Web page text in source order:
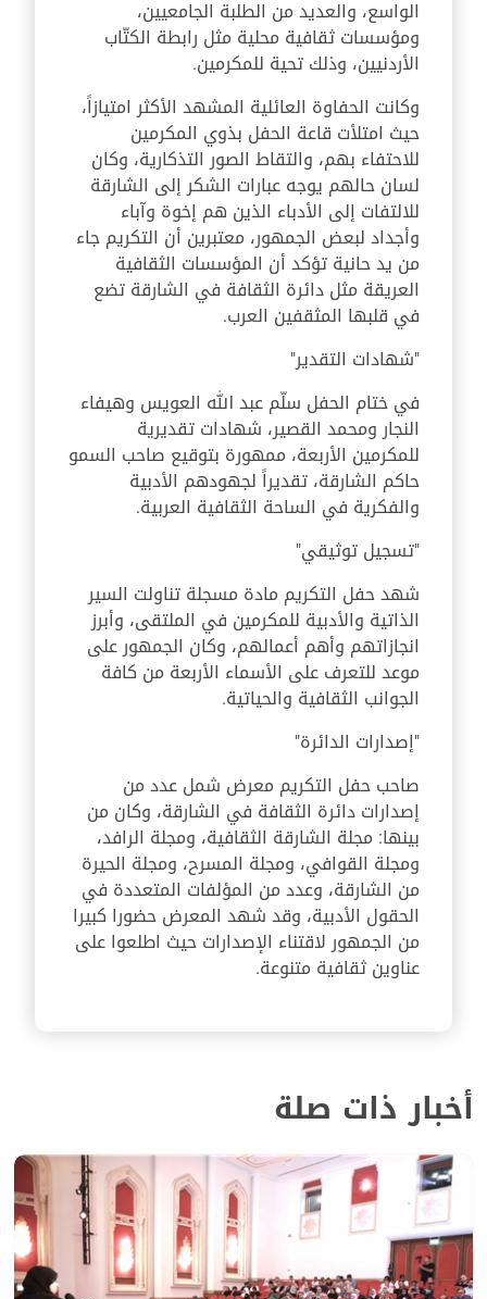
الواسع، والعديد من الطلبة الجامعيين،
ومؤسسات ثقافية محلية مثل رابطة الكتّاب
الأردنيين، وذلك تحية للمكرمين.
وكانت الحفاوة العائلية المشهد الأكثر امتيازاً،
حيث امتلأت قاعة الحفل بذوي المكرمين
للاحتفاء بهم، والتقاط الصور التذكارية، وكان
لسان حالهم يوجه عبارات الشكر إلى الشارقة
للالتفات إلى الأدباء الذين هم إخوة وآباء
وأجداد لبعض الجمهور، معتبرين أن التكريم جاء
من يد حانية تؤكد أن المؤسسات الثقافية
العريقة مثل دائرة الثقافة في الشارقة تضع
في قلبها المثقفين العرب.
"شهادات التقدير"
في ختام الحفل سلّم عبد الله العويس وهيفاء
النجار ومحمد القصير، شهادات تقديرية
للمكرمين الأربعة، ممهورة بتوقيع صاحب السمو
حاكم الشارقة، تقديراً لجهودهم الأدبية
والفكرية في الساحة الثقافية العربية.
"تسجيل توثيقي"
شهد حفل التكريم مادة مسجلة تناولت السير
الذاتية والأدبية للمكرمين في الملتقى، وأبرز
انجازاتهم وأهم أعمالهم، وكان الجمهور على
موعد للتعرف على الأسماء الأربعة من كافة
الجوانب الثقافية والحياتية.
"إصدارات الدائرة"
صاحب حفل التكريم معرض شمل عدد من
إصدارات دائرة الثقافة في الشارقة، وكان من
بينها: مجلة الشارقة الثقافية، ومجلة الرافد،
ومجلة القوافي، ومجلة المسرح، ومجلة الحيرة
من الشارقة، وعدد من المؤلفات المتعددة في
الحقول الأدبية، وقد شهد المعرض حضورا كبيرا
من الجمهور لاقتناء الإصدارات حيث اطلعوا على
عناوين ثقافية متنوعة.
أخبار ذات صلة